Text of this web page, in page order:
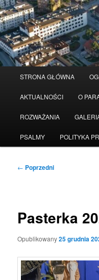
Przeskocz
do
tekstu
STRONA GŁÓWNA
AKTUALNOŚCI O
ROZWAŻANIA
PSALMY POLITYKA
Nawigacja
← Poprzedni
Pasterka
Opublikowany25 grudnia
Serwis wykorzystuje pliki